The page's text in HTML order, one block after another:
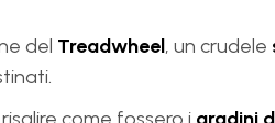
del Treadwheel, un crudele